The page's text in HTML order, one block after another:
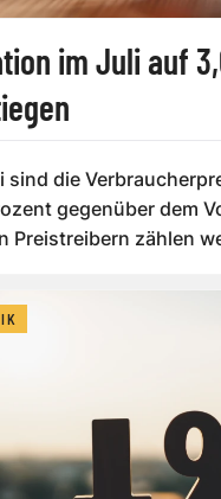
im Juli auf
sind die
gegenüber dem
Preistreibern zählen